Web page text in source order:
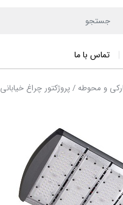
تماس با ما
و محوطه/ پروژکتور چراغ خیابانی 250وات